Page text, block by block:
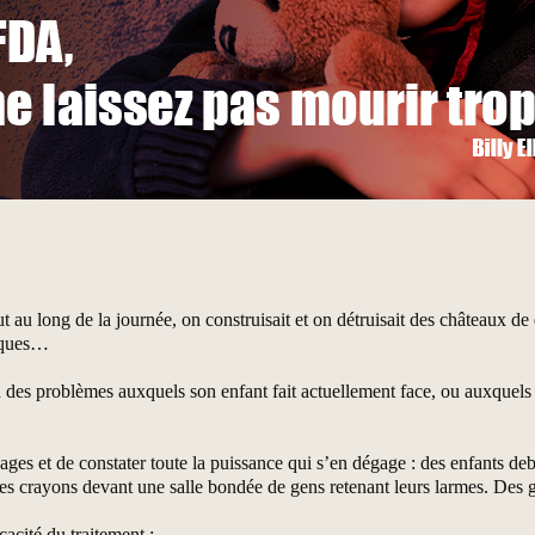
long de la journée, on construisait et on détruisait des châteaux
problèmes auxquels son enfant fait actuellement face, ou
et de constater toute la puissance qui s’en dégage : des enfants
crayons devant une salle bondée de gens retenant leurs larmes.